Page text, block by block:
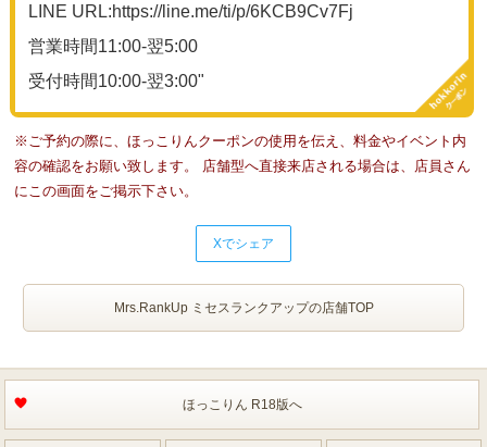
LINE URL:https://line.me/ti/p/6KCB9Cv7Fj
営業時間11:00-翌5:00
受付時間10:00-翌3:00"
※ご予約の際に、ほっこりんクーポンの使用を伝え、料金やイベント内
容の確認をお願い致します。 店舗型へ直接来店される場合は、店員さん
にこの画面をご掲示下さい。
Xでシェア
Mrs.RankUp ミセスランクアップの店舗TOP
ほっこりん R18版へ